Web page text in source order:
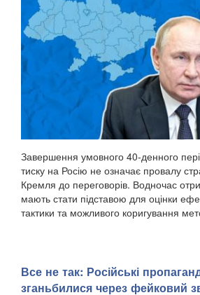
Завершення умовного 40-денного
тиску на Росію не означає провалу
Кремля до переговорів. Водночас
мають стати підставою для оцінки
тактики та можливого коригування
Все не так: Російські
зганьбилися через фейковий